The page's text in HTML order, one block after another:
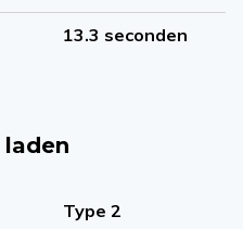
13.3 seconden
Type 2